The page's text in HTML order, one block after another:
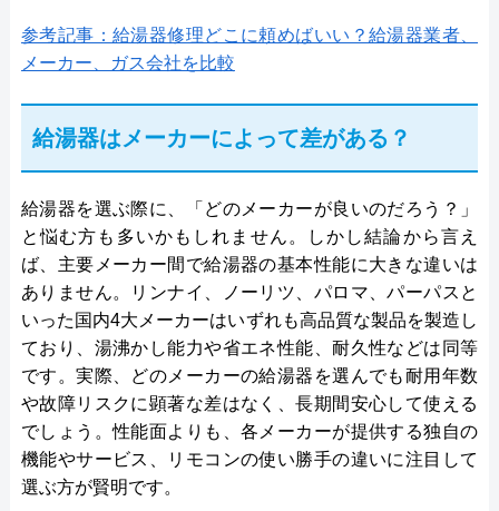
参考記事：給湯器修理どこに頼めばいい？給湯器業者、
メーカー、ガス会社を比較
給湯器はメーカーによって差がある？
給湯器を選ぶ際に、「どのメーカーが良いのだろう？」
と悩む方も多いかもしれません。しかし結論から言え
ば、主要メーカー間で給湯器の基本性能に大きな違いは
ありません。リンナイ、ノーリツ、パロマ、パーパスと
いった国内4大メーカーはいずれも高品質な製品を製造し
ており、湯沸かし能力や省エネ性能、耐久性などは同等
です。実際、どのメーカーの給湯器を選んでも耐用年数
や故障リスクに顕著な差はなく、長期間安心して使える
でしょう。性能面よりも、各メーカーが提供する独自の
機能やサービス、リモコンの使い勝手の違いに注目して
選ぶ方が賢明です。